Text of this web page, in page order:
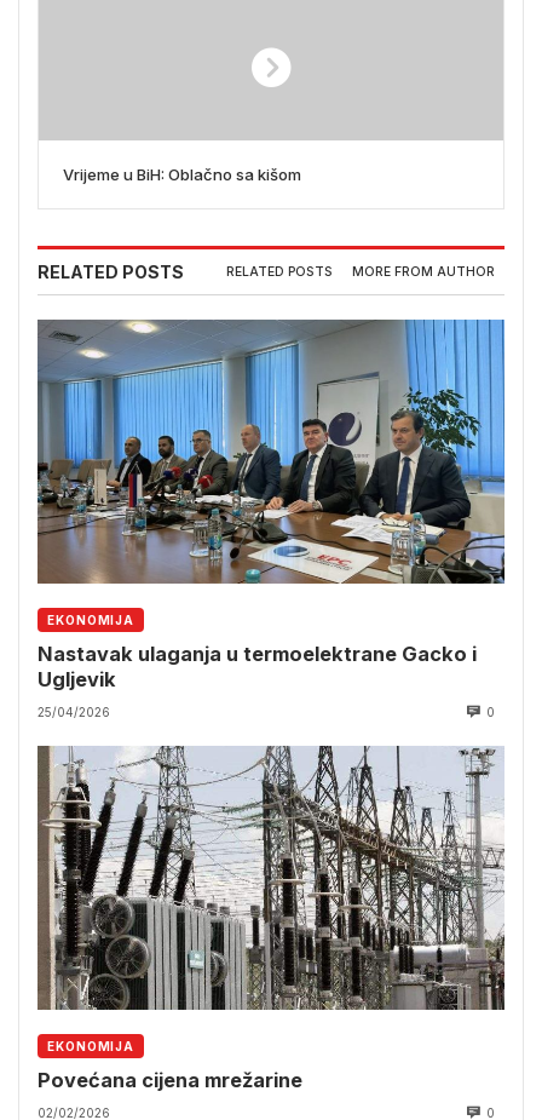
Vrijeme u BiH: Oblačno sa kišom
RELATED POSTS RELATED POSTS MORE FROM AUTHOR
EKONOMIJA
Nastavak ulaganja u termoelektrane Gacko i
Ugljevik
25/04/2026 0
EKONOMIJA
Povećana cijena mrežarine
02/02/2026 0